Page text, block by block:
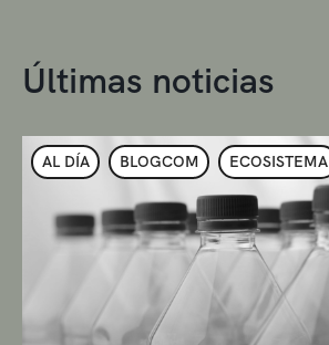
Últimas noticias
AL DÍA BLOGCOM ECOSISTEMA